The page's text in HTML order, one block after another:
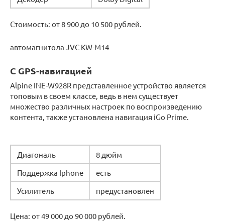
Стоимость: от 8 900 до 10 500 рублей.
автомагнитола JVC KW-M14
С GPS-навигацией
Alpine INE-W928R представленное устройство является
топовым в своем классе, ведь в нем существует
множество различных настроек по воспроизведению
контента, также установлена навигация iGo Prime.
Диагональ
8 дюйм
Поддержка Iphone
есть
Усилитель
предустановлен
Цена: от 49 000 до 90 000 рублей.